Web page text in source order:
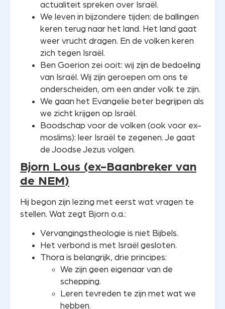
actualiteit spreken over Israël.
We leven in bijzondere tijden: de ballingen
keren terug naar het land. Het land gaat
weer vrucht dragen. En de volken keren
zich tegen Israël.
Ben Goerion zei ooit: wij zijn de bedoeling
van Israël. Wij zijn geroepen om ons te
onderscheiden, om een ander volk te zijn.
We gaan het Evangelie beter begrijpen als
we zicht krijgen op Israël.
Boodschap voor de volken (ook voor ex-
moslims): leer Israël te zegenen. Je gaat
de Joodse Jezus volgen.
Bjorn Lous (ex-Baanbreker van
de NEM)
Hij begon zijn lezing met eerst wat vragen te
stellen. Wat zegt Bjorn o.a.:
Vervangingstheologie is niet Bijbels.
Het verbond is met Israël gesloten.
Thora is belangrijk, drie principes:
We zijn geen eigenaar van de
schepping.
Leren tevreden te zijn met wat we
hebben.